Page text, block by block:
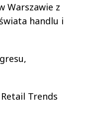
Warszawie z
handlu i
Trends